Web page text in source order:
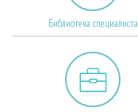
Библиотека специалиста